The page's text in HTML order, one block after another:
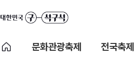
문화관광축제 전국축제